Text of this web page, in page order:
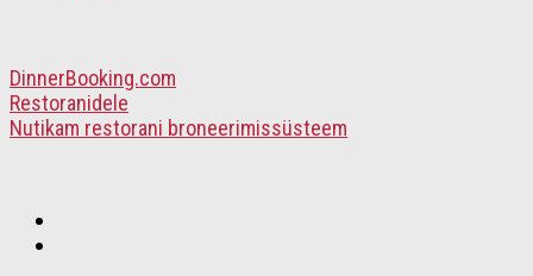
DinnerBooking.com
Restoranidele
Nutikam restorani broneerimissüsteem